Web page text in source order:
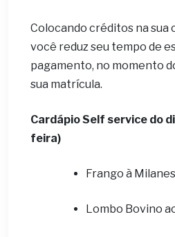
Colocando créditos na sua
você reduz seu tempo de
pagamento, no momento
sua matrícula.
Cardápio Self service do
feira)
Frango à
Lombo Bovino